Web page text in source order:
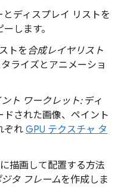
ディスプレイ リストを
します。
トを 合成レイヤリスト
ライズとアニメーショ
ト ワークレット:ディ
された画像、ペイント
ぞれGPU テクスチャ タ
描画して配置する方法
タ フレームを作成しま